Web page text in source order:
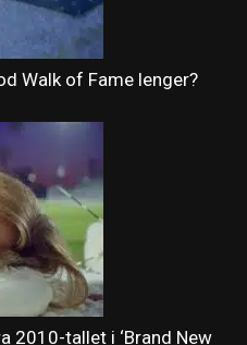
Walk of Fame lenger?
2010-tallet i ‘Brand New